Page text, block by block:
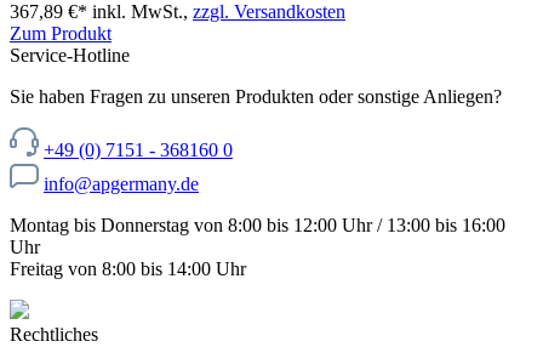
367,89 €* inkl. MwSt., zzgl. Versandkosten
Zum Produkt
Service-Hotline
Sie haben Fragen zu unseren Produkten oder sonstige Anliegen?
+49 (0) 7151 - 368160 0
info@apgermany.de
Montag bis Donnerstag von 8:00 bis 12:00 Uhr / 13:00 bis 16:00
Uhr
Freitag von 8:00 bis 14:00 Uhr
Rechtliches